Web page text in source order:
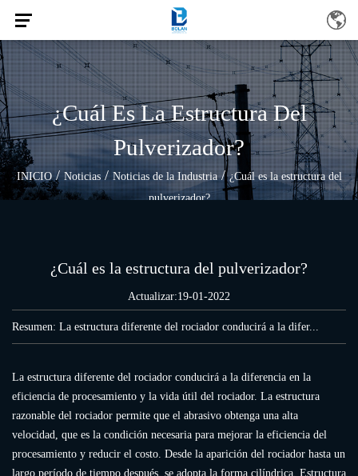
¿Cuál Es La Estructura Del
Pulverizador?
INICIO/ Noticias/ Noticias de la Industria/¿Cuál es la estructura del
pulverizador?
¿Cuál es la estructura del pulverizador?
Actualizar:19-01-2022
Resumen: La estructura diferente del rociador conducirá a la difer...
La estructura diferente del rociador conducirá a la diferencia en la
eficiencia de procesamiento y la vida útil del rociador. La estructura
razonable del rociador permite que el abrasivo obtenga una alta
velocidad, que es la condición necesaria para mejorar la eficiencia del
procesamiento y reducir el costo. Desde la aparición del rociador hasta un
largo período de tiempo después, se adopta la forma cilíndrica. Estructura